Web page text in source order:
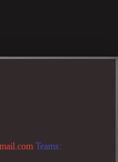
Teams: